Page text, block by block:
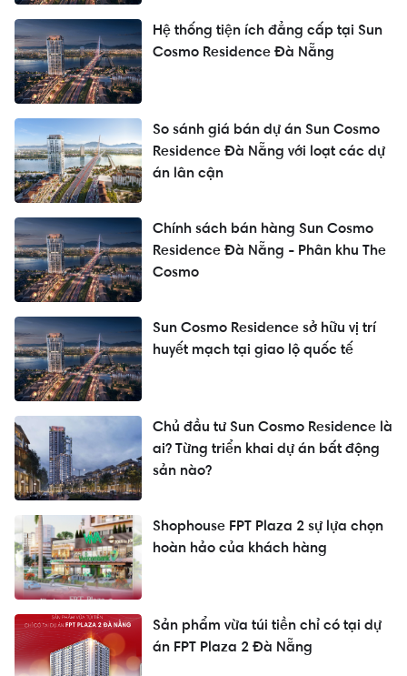
Hệ thống tiện ích đẳng cấp tại Sun
Cosmo Residence Đà Nẵng
So sánh giá bán dự án Sun Cosmo
Residence Đà Nẵng với loạt các dự
án lân cận
Chính sách bán hàng Sun Cosmo
Residence Đà Nẵng - Phân khu The
Cosmo
Sun Cosmo Residence sở hữu vị trí
huyết mạch tại giao lộ quốc tế
Chủ đầu tư Sun Cosmo Residence là
ai? Từng triển khai dự án bất động
sản nào?
Shophouse FPT Plaza 2 sự lựa chọn
hoàn hảo của khách hàng
Sản phẩm vừa túi tiền chỉ có tại dự
án FPT Plaza 2 Đà Nẵng